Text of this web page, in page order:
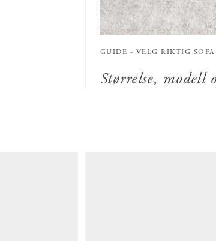
GUIDE - VELG RIKTIG SOFA
Størrelse, modell